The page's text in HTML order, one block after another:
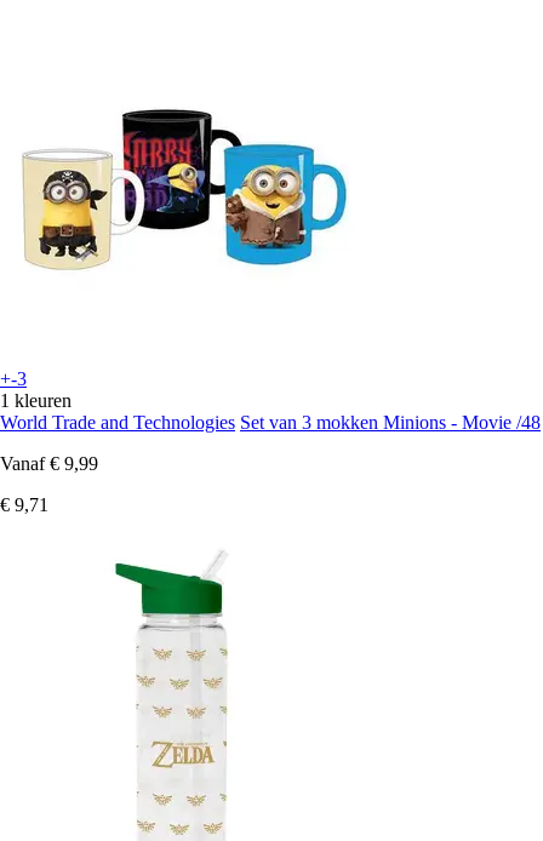
+-3
1 kleuren
World Trade and Technologies Set van 3 mokken Minions - Movie /48
Vanaf € 9,99
€ 9,71